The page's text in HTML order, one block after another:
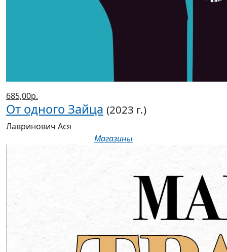
685,00р.
От одного Зайца (2023 г.)
Лавринович Ася
Магазины